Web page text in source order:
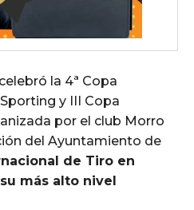
la 4ª Copa
y III Copa
por el club Morro
del Ayuntamiento de
de Tiro en
más alto nivel